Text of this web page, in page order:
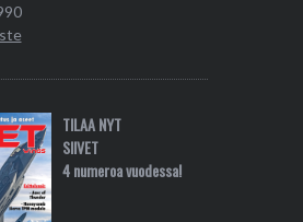
TILAA NYT
SIIVET
4 numeroa vuodessa!